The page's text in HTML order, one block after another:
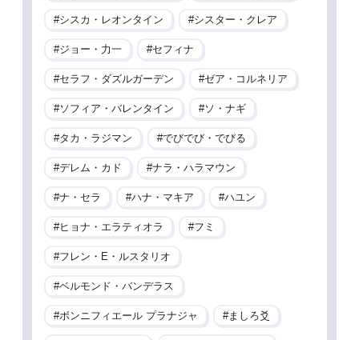
シスカ・レオンタイン シスター・クレア
ジョー・力一 セフィナ
セラフ・ダズルガーデン ゼア・コルネリア
ソフィア・バレンタイン ソ・ナギ
タカ・ラジマン でびでび・でびる
デレム・カド ナラ・ハラマウン
ナ・セラ ハナ・マキア ハユン
ヒョナ・エラティオラ フミ
フレン・E・ルスタリオ
ベルモンド・バンデラス
ボンニフィエール プラナジャ ましろ爻